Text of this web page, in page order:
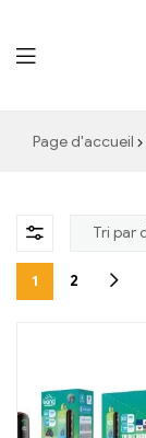
Page d'accueil
1 2